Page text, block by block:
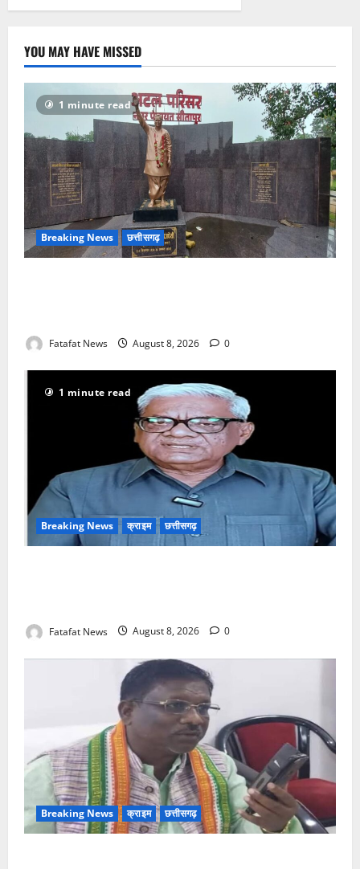
धावा,
नगदी
समेत
कीमती
सामान
किया
पार
YOU MAY HAVE MISSED
1 minute read
Breaking News छत्तीसगढ़
Fatafat News August 8, 2026 0
1 minute read
Breaking News क्राइम छत्तीसगढ़
Fatafat News August 8, 2026 0
Breaking News क्राइम छत्तीसगढ़